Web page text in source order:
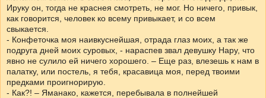
Ируку он, тогда не краснея смотреть, не мог. Но ничего, привык,
как говорится, человек ко всему привыкает, и со всем
свыкается.
- Конфеточка моя наивкуснейшая, отрада глаз моих, а так же
подруга дней моих суровых, - нараспев звал девушку Нару, что
явно не сулило ей ничего хорошего. – Еще раз, влезешь к нам в
палатку, или постель, я тебя, красавица моя, перед твоими
предками проигнорирую.
- Как?! – Яманако, кажется, перебывала в полнейшей